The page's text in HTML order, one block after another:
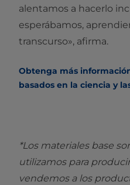
alentamos a hacerlo
esperábamos,
transcurso», afirma.
Obtenga más
basados en la ciencia y
*Los materiales base
utilizamos para
vendemos a los